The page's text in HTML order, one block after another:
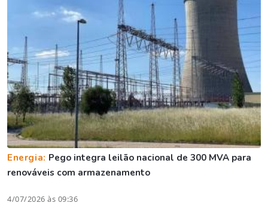
Energia: Pego integra leilão nacional de 300 MVA para
renováveis com armazenamento
4/07/2026 às 09:36